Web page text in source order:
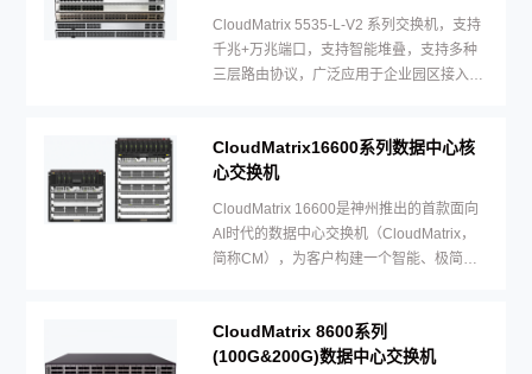
CloudMatrix 5535-L-V2 系列交换机，支持
千兆+万兆端口，支持智能堆叠，支持多种
三层路由协议，广泛应用于企业园区接入等
CloudMatrix16600系列数据中心核
心交换机
CloudMatrix 16600是神州推出的首款面向
AI时代的数据中心交换机（CloudMatrix，
简称CM），为客户构建一个智能、极简、
CloudMatrix 8600系列
(100G&200G)数据中心交换机